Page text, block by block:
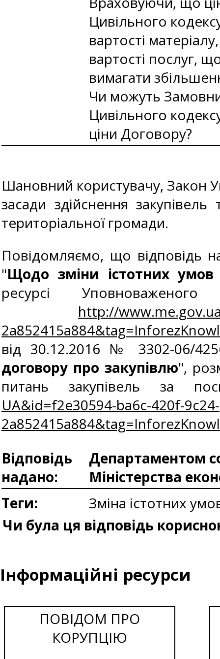
Цивільного
вартості
вартості послуг,
вимагати
Чи можуть
Цивільного
ціни Договору?
Шановний користувачу, Закон
засади здійснення
територіальної громади.
Повідомляємо, що відповідь
"Щодо зміни істотних умов
ресурсі
http://
від 30.12.2016 № 3302-06/
договору про закупівлю",
питань закупівель за
UA&id=f2e30594-ba6c-420f-9c24-
Відповідь
надано:
Департаментом
Міністерства
Теги:
Зміна істотних
Чи була ця відповідь
Інформаційні ресурси
ПОВІДОМ ПРО
КОРУПЦІЮ